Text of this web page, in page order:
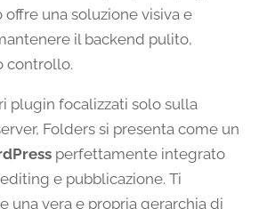
una soluzione visiva e
il backend pulito,
controllo.
plugin focalizzati solo sulla
Folders si presenta come un
perfettamente integrato
e pubblicazione. Ti
una vera e propria gerarchia di